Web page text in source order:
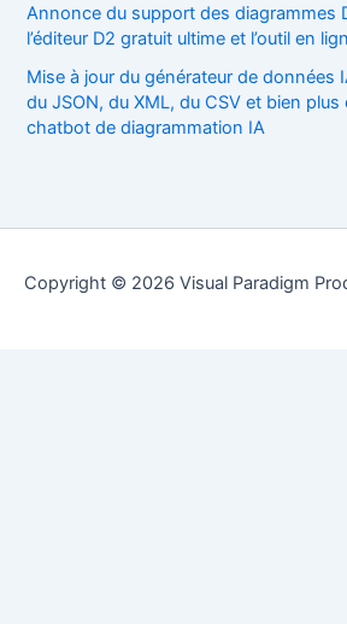
Annonce du support des diagrammes
l’éditeur D2 gratuit ultime et l’outil en
Mise à jour du générateur de données
du JSON, du XML, du CSV et bien plus
chatbot de diagrammation IA
Copyright © 2026 Visual Paradigm